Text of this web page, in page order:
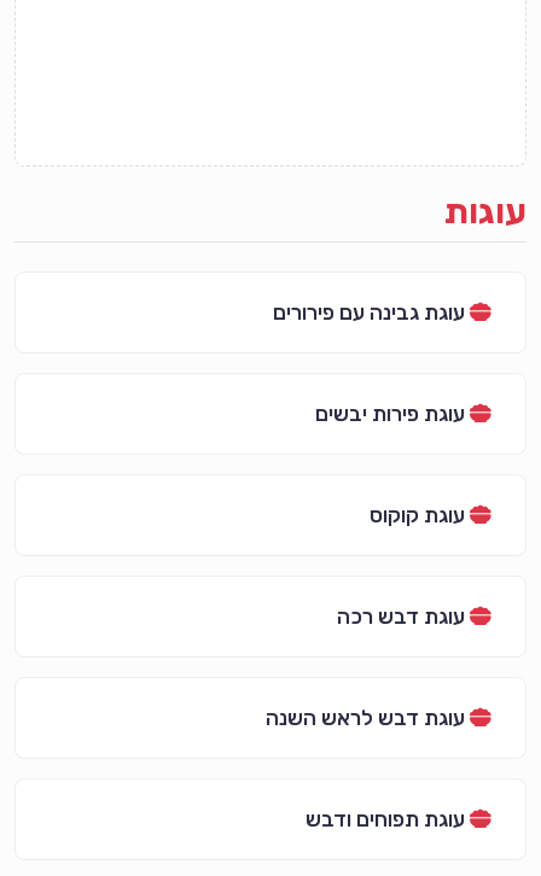
עוגות
עוגת גבינה עם פירורים
עוגת פירות יבשים
עוגת קוקוס
עוגת דבש רכה
עוגת דבש לראש השנה
עוגת תפוחים ודבש